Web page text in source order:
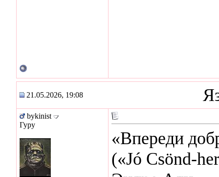
21.05.2026, 19:08
bykinist
Гуру
«Впереди
(«Jó Csönd-